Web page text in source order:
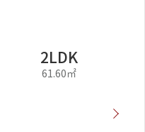
2LDK
61.60㎡